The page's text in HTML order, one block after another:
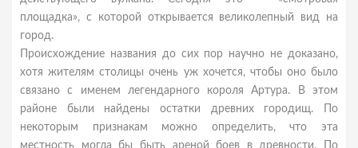
площадка», с которой открывается великолепный вид на
город.
Происхождение названия до сих пор научно не доказано,
хотя жителям столицы очень уж хочется, чтобы оно было
связано с именем легендарного короля Артура. В этом
районе были найдены остатки древних городищ. По
некоторым признакам можно определить, что эта
местность могла бы быть ареной боев в древности. По